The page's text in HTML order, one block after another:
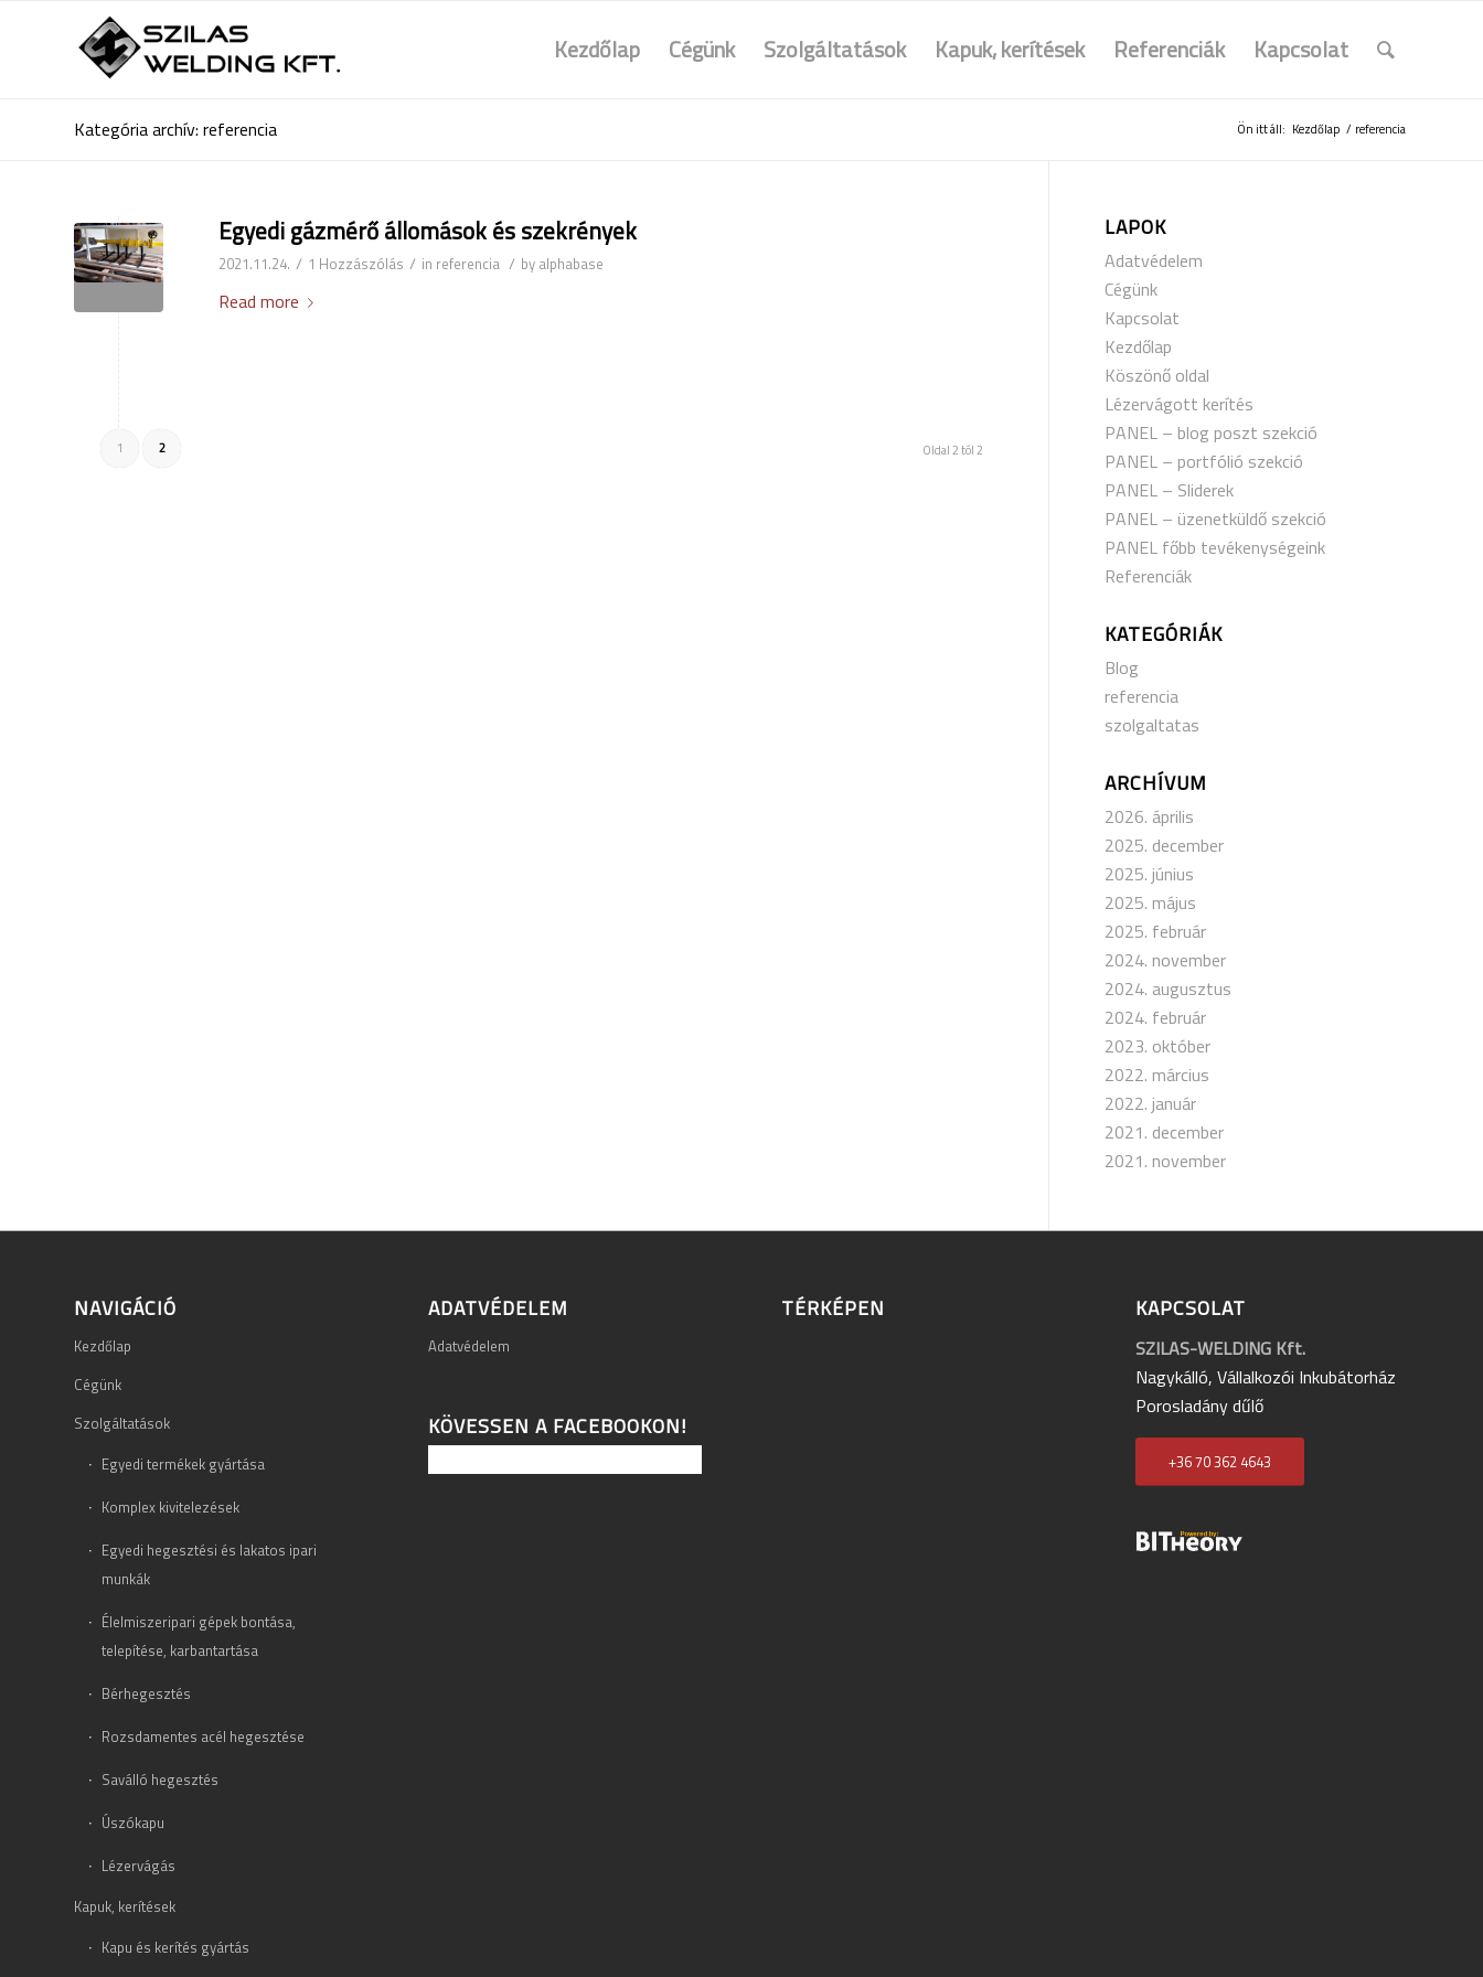
Kezdőlap Cégünk Szolgáltatások Kapuk, kerítések Referenciák Kapcsolat
Kategória archív: referencia Ön itt áll: Kezdőlap / referencia
Egyedi gázmérő állomások és szekrények
2021.11.24. / 1 Hozzászólás / in referencia / by alphabase
Read more
Oldal 2 tól 2
1 2
LAPOK
Adatvédelem
Cégünk
Kapcsolat
Kezdőlap
Köszönő oldal
Lézervágott kerítés
PANEL – blog poszt szekció
PANEL – portfólió szekció
PANEL – Sliderek
PANEL – üzenetküldő szekció
PANEL főbb tevékenységeink
Referenciák
KATEGÓRIÁK
Blog
referencia
szolgaltatas
ARCHÍVUM
2026. április
2025. december
2025. június
2025. május
2025. február
2024. november
2024. augusztus
2024. február
2023. október
2022. március
2022. január
2021. december
2021. november
NAVIGÁCIÓ
Kezdőlap
Cégünk
Szolgáltatások
Egyedi termékek gyártása
Komplex kivitelezések
Egyedi hegesztési és lakatos ipari
munkák
Élelmiszeripari gépek bontása,
telepítése, karbantartása
Bérhegesztés
Rozsdamentes acél hegesztése
Saválló hegesztés
Úszókapu
Lézervágás
Kapuk, kerítések
Kapu és kerítés gyártás
ADATVÉDELEM
Adatvédelem
KÖVESSEN A FACEBOOKON!
TÉRKÉPEN KAPCSOLAT
SZILAS-WELDING Kft.
Nagykálló, Vállalkozói Inkubátorház
Porosladány dűlő
+36 70 362 4643